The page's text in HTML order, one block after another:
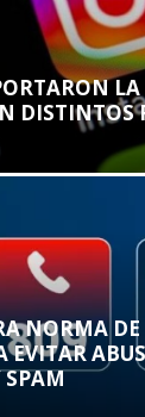
DISTINTOS
NORMA DE
EVITAR
SPAM